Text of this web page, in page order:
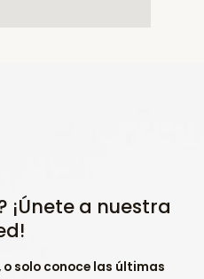
¡Únete a nuestra
solo conoce las últimas